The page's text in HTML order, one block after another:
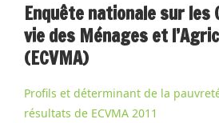
Enquête nationale sur les
vie des Ménages et
(ECVMA)
Profils et déterminant de la
résultats de ECVMA 2011